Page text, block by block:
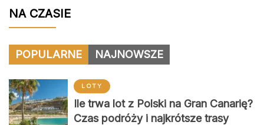
NA CZASIE
POPULARNE NAJNOWSZE
LOTY
Ile trwa lot z Polski na Gran Canarię?
Czas podróży i najkrótsze trasy